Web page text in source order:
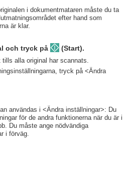
i dokumentmataren måste du ta
efter hand som
är klar.
och tryck på (Start).
tills alla original har scannats.
tryck på <Ändra
användas i <Ändra inställningar>: Du
för de andra funktionerna när du är i
Du måste ange nödvändiga
i förväg.